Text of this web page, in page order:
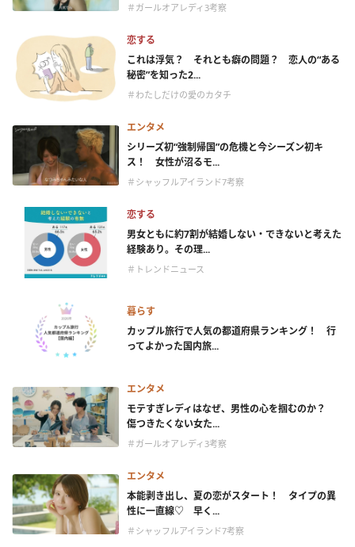
＃ガールオアレディ3考察
恋する
これは浮気？ それとも癖の問題？ 恋人の“ある
秘密”を知った2...
＃わたしだけの愛のカタチ
エンタメ
シリーズ初“強制帰国”の危機と今シーズン初キ
ス！ 女性が沼るモ...
＃シャッフルアイランド7考察
恋する
男女ともに約7割が結婚しない・できないと考えた
経験あり。その理...
＃トレンドニュース
暮らす
カップル旅行で人気の都道府県ランキング！ 行
ってよかった国内旅...
エンタメ
モテすぎレディはなぜ、男性の心を掴むのか？
傷つきたくない女た...
＃ガールオアレディ3考察
エンタメ
本能剥き出し、夏の恋がスタート！ タイプの異
性に一直線♡ 早く...
＃シャッフルアイランド7考察